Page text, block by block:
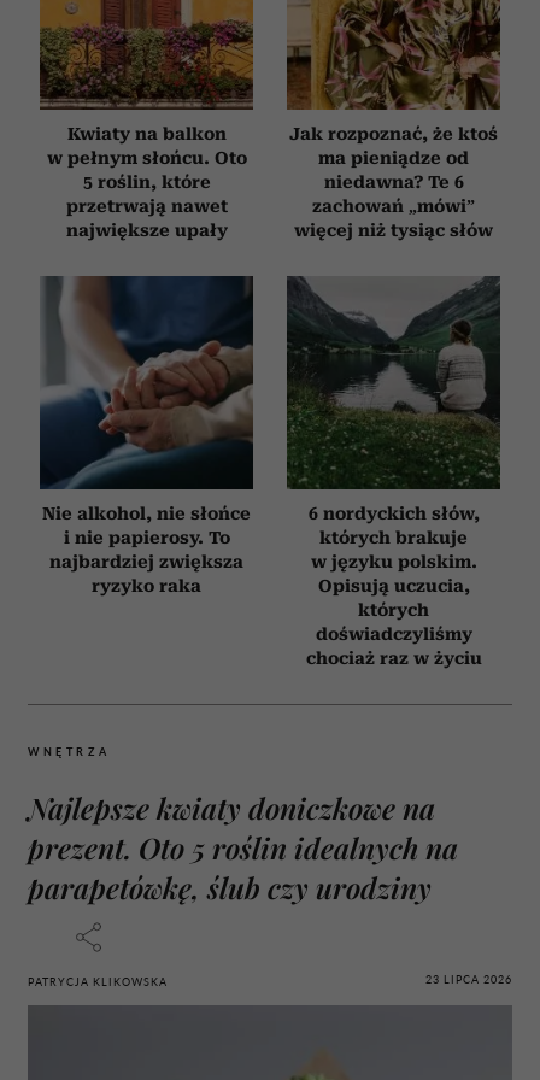
Kwiaty na balkon
w pełnym słońcu. Oto
5 roślin, które
przetrwają nawet
największe upały
Jak rozpoznać, że ktoś
ma pieniądze od
niedawna? Te 6
zachowań „mówi”
więcej niż tysiąc słów
Nie alkohol, nie słońce
i nie papierosy. To
najbardziej zwiększa
ryzyko raka
6 nordyckich słów,
których brakuje
w języku polskim.
Opisują uczucia,
których
doświadczyliśmy
chociaż raz w życiu
WNĘTRZA
Najlepsze kwiaty doniczkowe na
prezent. Oto 5 roślin idealnych na
parapetówkę, ślub czy urodziny
PATRYCJA KLIKOWSKA 23 LIPCA 2026